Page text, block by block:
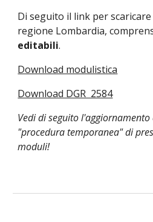
Di seguito il link per
editabili.
Download modulistica
Download DGR  2584
Vedi di seguito
"procedura temporanea" di
moduli!